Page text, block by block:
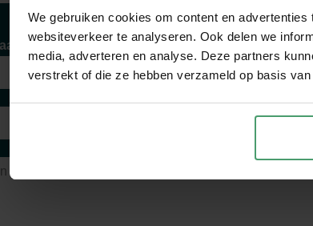
We gebruiken cookies om content en
websiteverkeer te analyseren. Ook delen we
media, adverteren en analyse. Deze partners
verstrekt of die ze hebben verzameld op basis
hieronder je bericht achter
Van Berkel Accountants, kan ik van week tot
dat wil. Ik ervaar een zeer lage drempel om
hebben voor mij een grote adviserende functie."